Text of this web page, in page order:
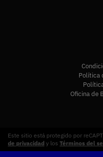
Política
Oficina de
Este sitio está protegido por
de privacidad y los Términos del